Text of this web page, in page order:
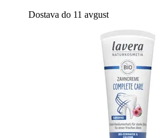
Dostava do 11 avgust